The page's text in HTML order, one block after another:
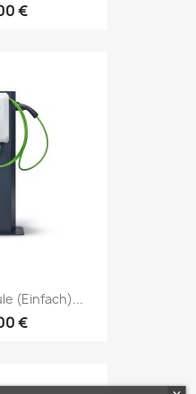
€
(einfach)...
€